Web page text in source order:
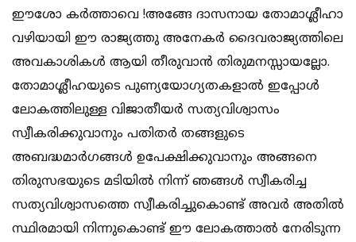
ഈശോ കർത്താവെ !അങ്ങേ ദാസനായ തോമാശ്ലീഹാ
വഴിയായി ഈ രാജ്യത്തു അനേകർ ദൈവരാജ്യത്തിലെ
അവകാശികൾ ആയി തീരുവാൻ തിരുമനസ്സായല്ലോ.
തോമാശ്ലീഹയുടെ പുണ്യയോഗ്യതകളാൽ ഇപ്പോൾ
ലോകത്തിലുള്ള വിജാതീയർ സത്യവിശ്വാസം
സ്വീകരിക്കുവാനും പതിതർ തങ്ങളുടെ
അബദ്ധമാർഗങ്ങൾ ഉപേക്ഷിക്കുവാനും അങ്ങനെ
തിരുസഭയുടെ മടിയിൽ നിന്ന് ഞങ്ങൾ സ്വീകരിച്ച
സത്യവിശ്വാസത്തെ സ്വീകരിച്ചുകൊണ്ട് അവർ അതിൽ
സ്ഥിരമായി നിന്നുകൊണ്ട് ഈ ലോകത്താൽ നേരിടുന്ന